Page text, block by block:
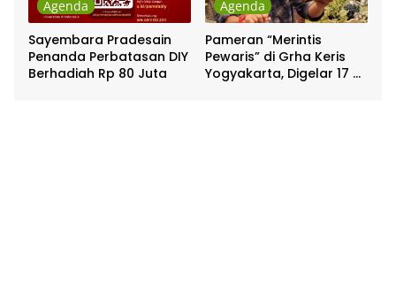
Agenda
Sayembara Pradesain
Penanda Perbatasan DIY
Berhadiah Rp 80 Juta
Agenda
Pameran “Merintis
Pewaris” di Grha Keris
Yogyakarta, Digelar 17 –